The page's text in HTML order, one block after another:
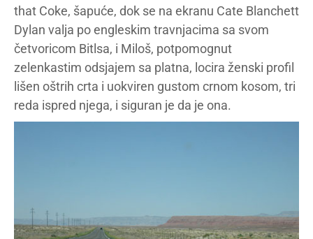
that Coke, šapuće, dok se na ekranu Cate Blanchett
Dylan valja po engleskim travnjacima sa svom
četvoricom Bitlsa, i Miloš, potpomognut
zelenkastim odsjajem sa platna, locira ženski profil
lišen oštrih crta i uokviren gustom crnom kosom, tri
reda ispred njega, i siguran je da je ona.